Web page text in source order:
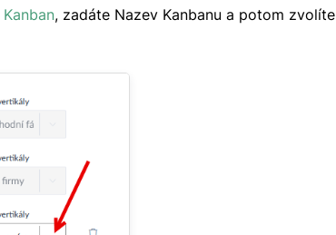
Kanban, zadáte Nazev Kanbanu a potom zvolíte